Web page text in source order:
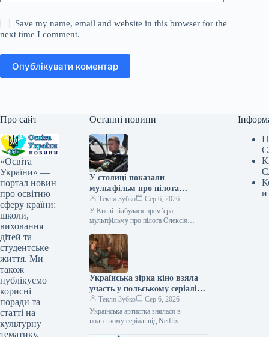
Save my name, email and website in this browser for the
next time I comment.
Опублікувати коментар
Про сайт
«Освіта
України» —
портал новин
про освітню
сферу країни:
школи,
виховання
дітей та
студентське
життя. Ми
також
публікуємо
корисні
поради та
статті на
культурну
тематику.
Останні новини
У столиці показали
мультфільм про пілота
Олексія «Мунфіша» Меся
Текля Зубко
Сер 6, 2026
У Києві відбулася прем’єра
мультфільму про пілота Олексія
20:51 Укрінформ В Музеї війни
представили перший анімаційний…
Українська зірка кіно взяла
участь у польському серіалі
від Netflix
Текля Зубко
Сер 6, 2026
Українська артистка знялася в
польському серіалі від Netflix
и